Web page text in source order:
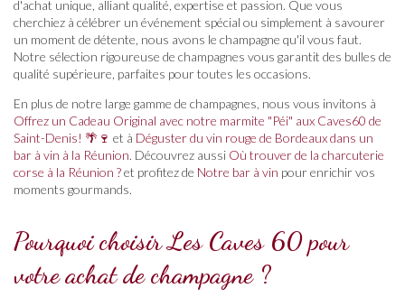
d'achat unique, alliant qualité, expertise et passion. Que vous
cherchiez à célébrer un événement spécial ou simplement à savourer
un moment de détente, nous avons le champagne qu'il vous faut.
Notre sélection rigoureuse de champagnes vous garantit des bulles de
qualité supérieure, parfaites pour toutes les occasions.
En plus de notre large gamme de champagnes, nous vous invitons à
Offrez un Cadeau Original avec notre marmite "Péi" aux Caves60 de
Saint-Denis! 🌴🍷 et à Déguster du vin rouge de Bordeaux dans un
bar à vin à la Réunion. Découvrez aussi Où trouver de la charcuterie
corse à la Réunion ?et profitez de Notre bar à vin pour enrichir vos
moments gourmands.
Pourquoi choisir Les Caves 60 pour
votre achat de champagne ?